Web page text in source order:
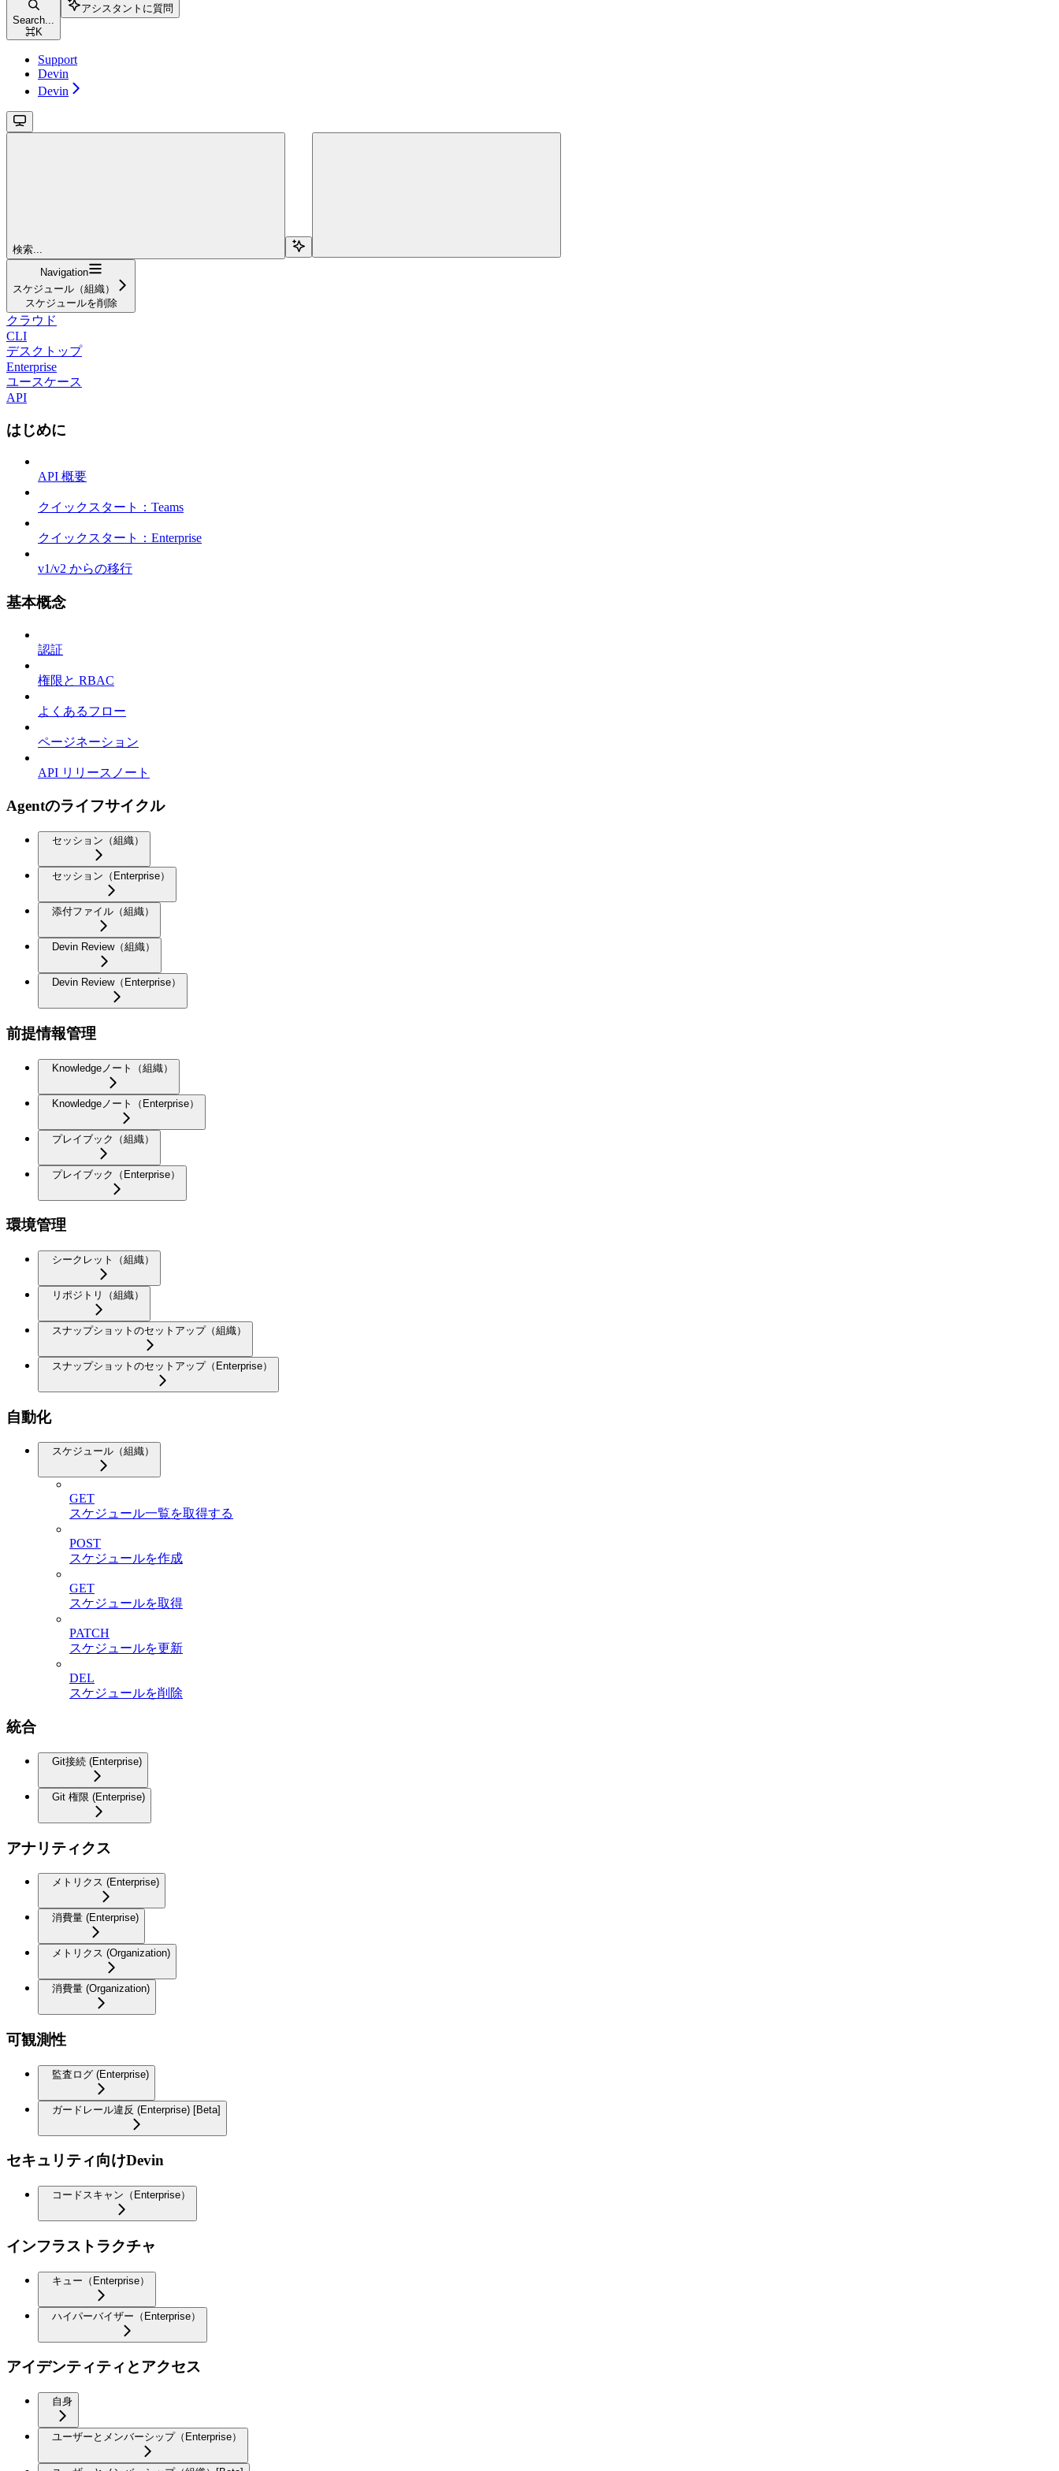
Search...
⌘K
アシスタントに質問
Support
Devin
Devin
検索...
Navigation
スケジュール（組織）
スケジュールを削除
クラウド
CLI
デスクトップ
Enterprise
ユースケース
API
はじめに
API 概要
クイックスタート：Teams
クイックスタート：Enterprise
v1/v2 からの移行
基本概念
認証
権限と RBAC
よくあるフロー
ページネーション
API リリースノート
Agentのライフサイクル
セッション（組織）
セッション（Enterprise）
添付ファイル（組織）
Devin Review（組織）
Devin Review（Enterprise）
前提情報管理
Knowledgeノート（組織）
Knowledgeノート（Enterprise）
プレイブック（組織）
プレイブック（Enterprise）
環境管理
シークレット（組織）
リポジトリ（組織）
スナップショットのセットアップ（組織）
スナップショットのセットアップ（Enterprise）
自動化
スケジュール（組織）
GET
スケジュール一覧を取得する
POST
スケジュールを作成
GET
スケジュールを取得
PATCH
スケジュールを更新
DEL
スケジュールを削除
統合
Git接続 (Enterprise)
Git 権限 (Enterprise)
アナリティクス
メトリクス (Enterprise)
消費量 (Enterprise)
メトリクス (Organization)
消費量 (Organization)
可観測性
監査ログ (Enterprise)
ガードレール違反 (Enterprise) [Beta]
セキュリティ向けDevin
コードスキャン（Enterprise）
インフラストラクチャ
キュー（Enterprise）
ハイパーバイザー（Enterprise）
アイデンティティとアクセス
自身
ユーザーとメンバーシップ（Enterprise）